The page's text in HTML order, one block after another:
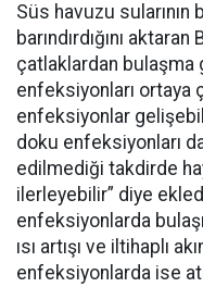
Süs havuzu sularının
barındırdığını
çatlaklardan
enfeksiyonları ortaya
enfeksiyonlar
doku enfeksiyonları
edilmediği takdirde
ilerleyebilir” diye
enfeksiyonlarda
ısı artışı ve iltihaplı
enfeksiyonlarda ise